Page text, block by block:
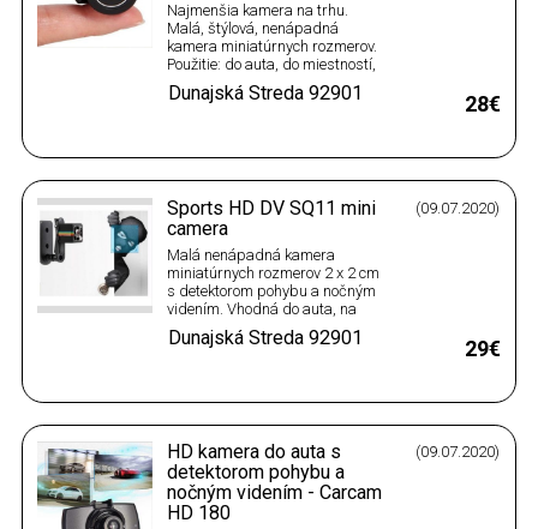
Najmenšia kamera na trhu.
Malá, štýlová, nenápadná
kamera miniatúrnych rozmerov.
Použitie: do auta, do miestností,
na sledovanie priestorov, skrytá
kamera. Má veľkosť iba 4,3 x 2,8
video aj zvuk a dokáže vytvárať
28€
Dunajská Streda 92901
Sports HD DV SQ11 mini
camera
(09.07.2020)
Malá nenápadná kamera
miniatúrnych rozmerov 2 x 2 cm
s detektorom pohybu a nočným
videním. Vhodná do auta, na
motorku, nahrávanie športovej
jazdy, do miestností na
kdekoľvek. Kamera nahráva
29€
Dunajská Streda 92901
HD kamera do auta s
detektorom pohybu a
nočným videním - Carcam
HD 180
(09.07.2020)